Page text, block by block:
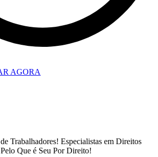
AGORA
Trabalhadores! Especialistas em Direitos
Que é Seu Por Direito!